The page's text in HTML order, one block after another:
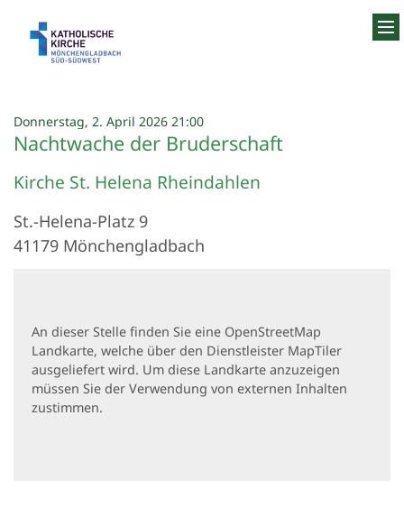
Donnerstag, 2. April 2026 21:00:
Nachtwache der Bruderschaft
Kirche St. Helena Rheindahlen
St.-Helena-Platz 9
41179 Mönchengladbach
An dieser Stelle finden Sie eine OpenStreetMap
Landkarte, welche über den Dienstleister MapTiler
ausgeliefert wird. Um diese Landkarte anzuzeigen
müssen Sie der Verwendung von externen Inhalten
zustimmen.